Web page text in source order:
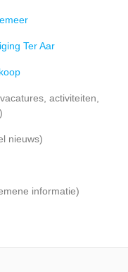
Ter Aar
activiteiten,
nieuws)
informatie)